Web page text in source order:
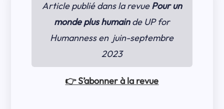
Article publié dans la revuePour un
monde plus humain de UP for
Humanness en juin-septembre
2023
👉 S’abonner à la revue